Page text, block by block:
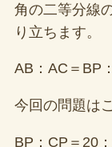
角の二等分線
り立ちます。
AB：AC＝BP
今回の問題は
BP：CP＝20